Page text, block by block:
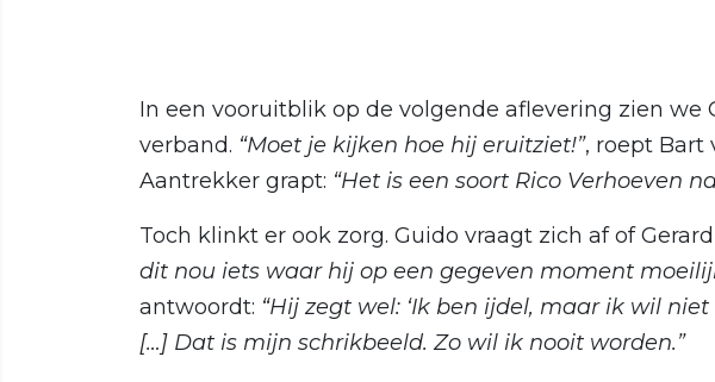
In een vooruitblik op de volgende aflevering zien we
verband. “Moet je kijken hoe hij eruitziet!”, roept Bart
Aantrekker grapt: “Het is een soort Rico Verhoeven
Toch klinkt er ook zorg. Guido vraagt zich af of
dit nou iets waar hij op een gegeven moment
antwoordt: “Hij zegt wel: ‘Ik ben ijdel, maar ik wil
[…] Dat is mijn schrikbeeld. Zo wil ik nooit worden.”